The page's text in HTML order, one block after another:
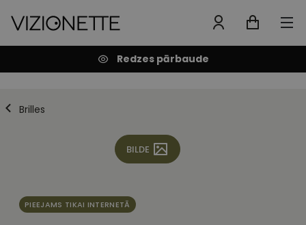
Redzes pārbaude
Brilles
BILDE
PIEEJAMS TIKAI INTERNETĀ